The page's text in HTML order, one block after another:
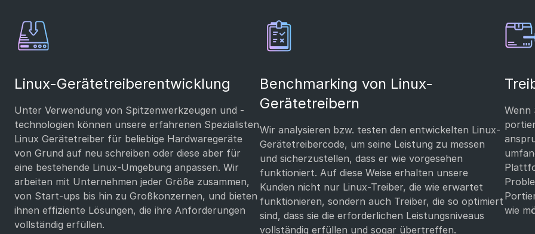
Linux-Gerätetreiberentwicklung
Unter Verwendung von Spitzenwerkzeugen und -
technologien können unsere erfahrenen Spezialisten
Linux Gerätetreiber für beliebige Hardwaregeräte
von Grund auf neu schreiben oder diese aber für
eine bestehende Linux-Umgebung anpassen. Wir
arbeiten mit Unternehmen jeder Größe zusammen,
von Start-ups bis hin zu Großkonzernen, und bieten
ihnen effiziente Lösungen, die ihre Anforderungen
vollständig erfüllen.
Benchmarking von Linux-
Gerätetreibern
Wir analysieren bzw. testen den entwickelten Linux-
Gerätetreibercode, um seine Leistung zu messen
und sicherzustellen, dass er wie vorgesehen
funktioniert. Auf diese Weise erhalten unsere
Kunden nicht nur Linux-Treiber, die wie erwartet
funktionieren, sondern auch Treiber, die so optimiert
sind, dass sie die erforderlichen Leistungsniveaus
vollständig erfüllen und sogar übertreffen.
Wenn
wie